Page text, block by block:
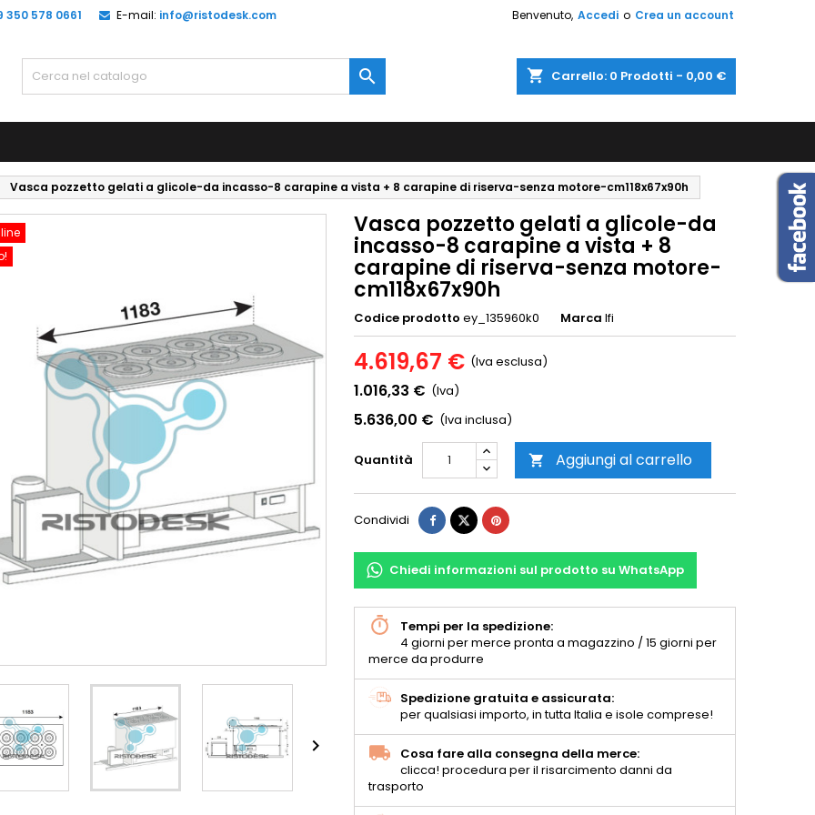
350 578 0661 E-mail: info@ristodesk.com Benvenuto, Accedi o Crea un account
shopping_cart Carrello: 0 Prodotti - 0,00 €

Vasca pozzetto gelati a glicole-da incasso-8 carapine a vista + 8 carapine di riserva-senza motore-cm118x67x90h

Vasca pozzetto gelati a glicole-da
incasso-8 carapine a vista + 8
carapine di riserva-senza motore-
cm118x67x90h
Codice prodotto ey_135960k0 Marca Ifi
4.619,67 € (Iva esclusa)
1.016,33 € (Iva)
5.636,00 € (Iva inclusa)
Quantità  Aggiungi al carrello
Condividi
Chiedi informazioni sul prodotto su WhatsApp
Tempi per la spedizione:
4 giorni per merce pronta a magazzino / 15 giorni per
merce da produrre
Spedizione gratuita e assicurata:
per qualsiasi importo, in tutta Italia e isole comprese!
Cosa fare alla consegna della merce:
clicca! procedura per il risarcimento danni da
trasporto